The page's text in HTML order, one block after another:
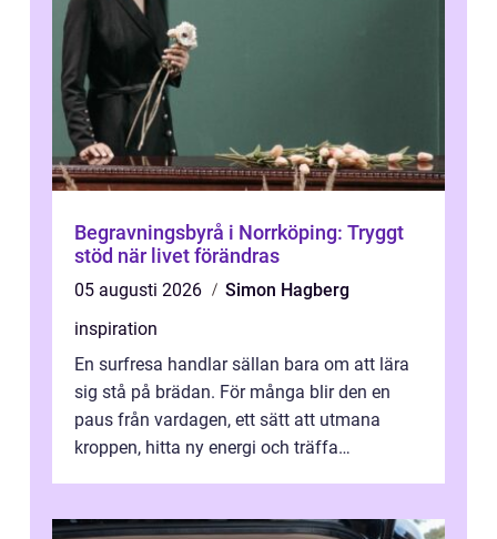
Begravningsbyrå i Norrköping: Tryggt
stöd när livet förändras
05 augusti 2026
Simon Hagberg
inspiration
En surfresa handlar sällan bara om att lära
sig stå på brädan. För många blir den en
paus från vardagen, ett sätt att utmana
kroppen, hitta ny energi och träffa